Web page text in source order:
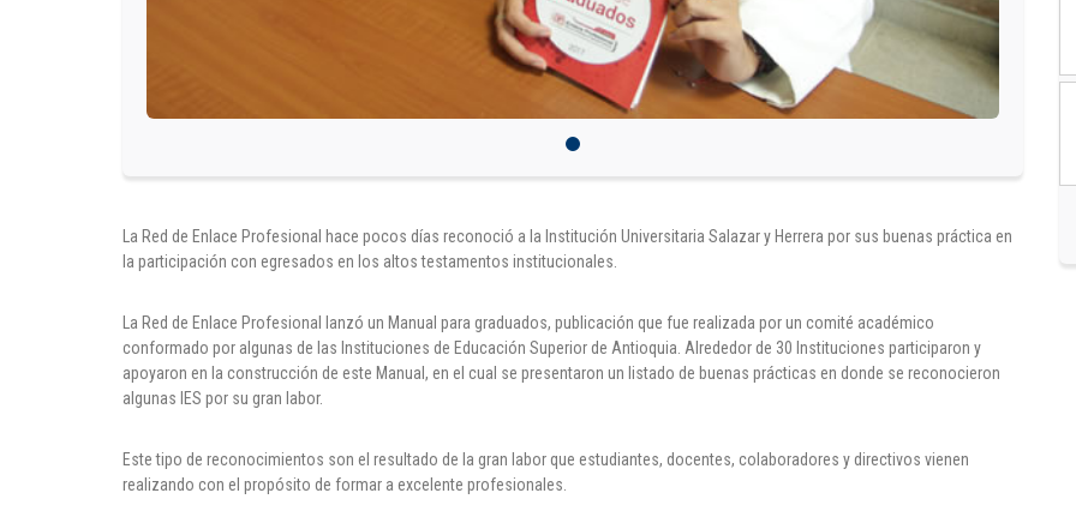
La Red de Enlace Profesional hace pocos días reconoció a la Institución Universitaria Salazar y Herrera por sus buenas práctica en
la participación con egresados en los altos testamentos institucionales.
La Red de Enlace Profesional lanzó un Manual para graduados, publicación que fue realizada por un comité académico
conformado por algunas de las Instituciones de Educación Superior de Antioquia. Alrededor de 30 Instituciones participaron y
apoyaron en la construcción de este Manual, en el cual se presentaron un listado de buenas prácticas en donde se reconocieron
algunas IES por su gran labor.
Este tipo de reconocimientos son el resultado de la gran labor que estudiantes, docentes, colaboradores y directivos vienen
realizando con el propósito de formar a excelente profesionales.